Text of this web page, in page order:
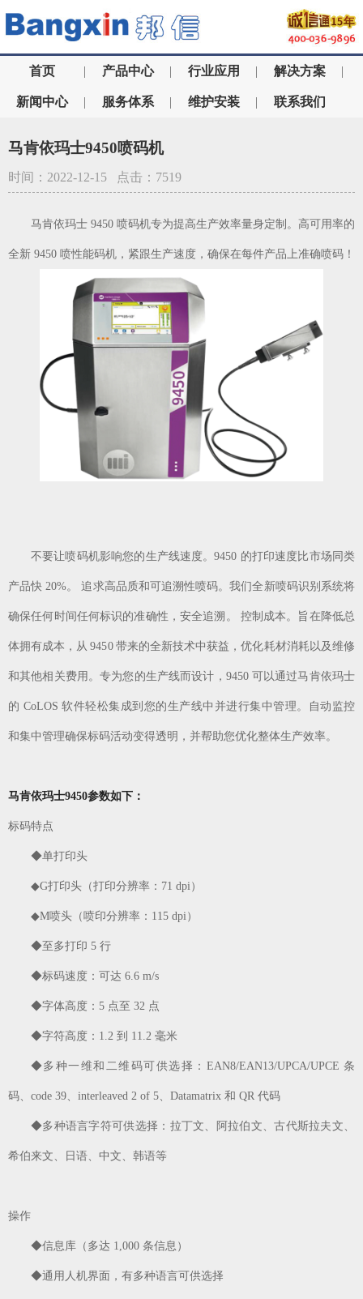
首页 | 产品中心 | 行业应用 | 解决方案 |
新闻中心 | 服务体系 | 维护安装 | 联系我们
马肯依玛士9450喷码机
时间：2022-12-15 点击：7519
马肯依玛士 9450 喷码机专为提高生产效率量身定制。高可用率的
全新 9450 喷性能码机，紧跟生产速度，确保在每件产品上准确喷码！
不要让喷码机影响您的生产线速度。9450 的打印速度比市场同类
产品快 20%。 追求高品质和可追溯性喷码。我们全新喷码识别系统将
确保任何时间任何标识的准确性，安全追溯。 控制成本。旨在降低总
体拥有成本，从 9450 带来的全新技术中获益，优化耗材消耗以及维修
和其他相关费用。专为您的生产线而设计，9450 可以通过马肯依玛士
的 CoLOS 软件轻松集成到您的生产线中并进行集中管理。自动监控
和集中管理确保标码活动变得透明，并帮助您优化整体生产效率。
马肯依玛士9450参数如下：
标码特点
◆单打印头
◆G打印头（打印分辨率：71 dpi）
◆M喷头（喷印分辨率：115 dpi）
◆至多打印 5 行
◆标码速度：可达 6.6 m/s
◆字体高度：5 点至 32 点
◆字符高度：1.2 到 11.2 毫米
◆多种一维和二维码可供选择：EAN8/EAN13/UPCA/UPCE 条
码、code 39、interleaved 2 of 5、Datamatrix 和 QR 代码
◆多种语言字符可供选择：拉丁文、阿拉伯文、古代斯拉夫文、
希伯来文、日语、中文、韩语等
操作
◆信息库（多达 1,000 条信息）
◆通用人机界面，有多种语言可供选择